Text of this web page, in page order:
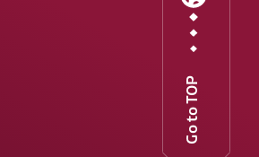
Go to TOP